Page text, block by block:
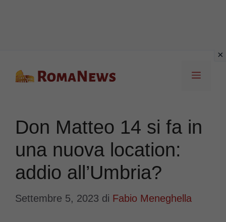
Menu
Don Matteo 14 si fa in
una nuova location:
addio all’Umbria?
Settembre 5, 2023 di Fabio Meneghella